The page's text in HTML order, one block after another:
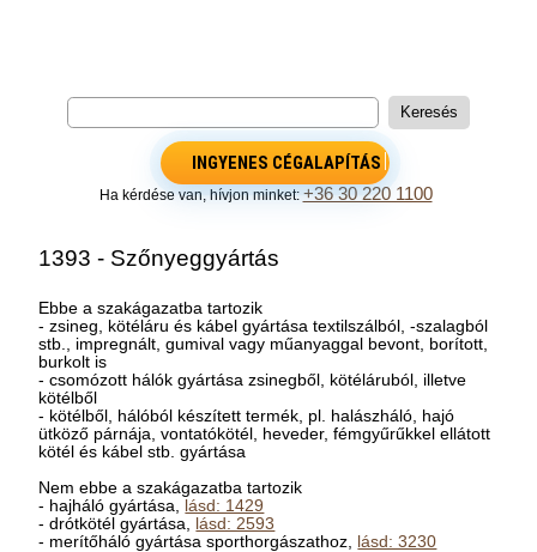
INGYENES CÉGALAPÍTÁS
Ha kérdése van, hívjon minket:+36 30 220 1100
1393 - Szőnyeggyártás
Ebbe a szakágazatba tartozik
- zsineg, kötéláru és kábel gyártása textilszálból, -szalagból
stb., impregnált, gumival vagy műanyaggal bevont, borított,
burkolt is
- csomózott hálók gyártása zsinegből, kötéláruból, illetve
kötélből
- kötélből, hálóból készített termék, pl. halászháló, hajó
ütköző párnája, vontatókötél, heveder, fémgyűrűkkel ellátott
kötél és kábel stb. gyártása
Nem ebbe a szakágazatba tartozik
- hajháló gyártása, lásd: 1429
- drótkötél gyártása, lásd: 2593
- merítőháló gyártása sporthorgászathoz, lásd: 3230